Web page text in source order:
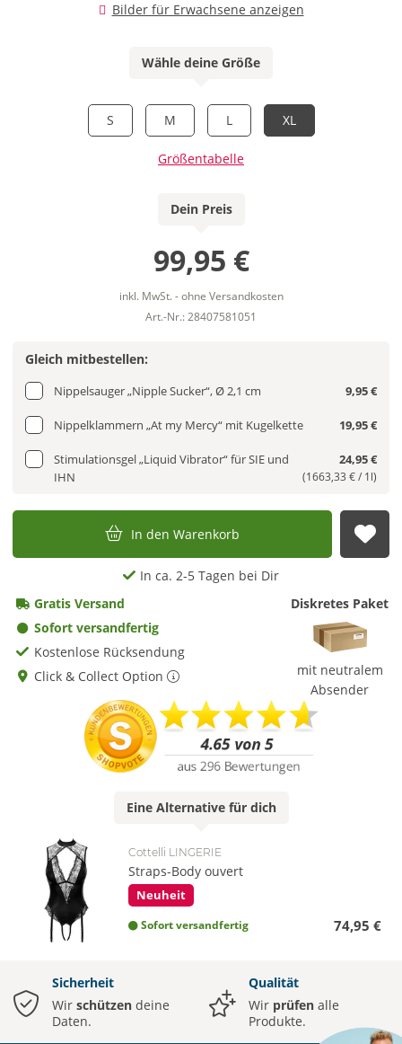
Bilder für Erwachsene anzeigen
Wähle deine Größe
S M L XL
Größentabelle
Dein Preis
99,95 €
inkl. MwSt. - ohne Versandkosten
Art.-Nr.: 28407581051
Gleich mitbestellen:
Nippelsauger „Nipple Sucker“, Ø 2,1 cm 9,95 €
Nippelklammern „At my Mercy“ mit Kugelkette 19,95 €
Stimulationsgel „Liquid Vibrator“ für SIE und
IHN
24,95 €
(1663,33 € / 1l)
In den Warenkorb
In ca. 2-5 Tagen bei Dir
Gratis Versand
Sofort versandfertig
Kostenlose Rücksendung
Click & Collect Option
Diskretes Paket
mit neutralem
Absender
Eine Alternativefür dich
Cottelli LINGERIE
Straps-Body ouvert
Neuheit
Sofort versandfertig
74,95 €
Sicherheit
Wir schützen deine
Daten.
Qualität
Wir prüfen alle
Produkte.